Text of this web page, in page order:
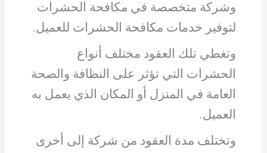
وشركة متخصصة في مكافحة الحشرات
لتوفير خدمات مكافحة الحشرات للعميل.
وتغطي تلك العقود مختلف أنواع
الحشرات التي تؤثر على النظافة والصحة
العامة في المنزل أو المكان الذي يعمل به
العميل.
وتختلف مدة العقود من شركة إلى أخرى